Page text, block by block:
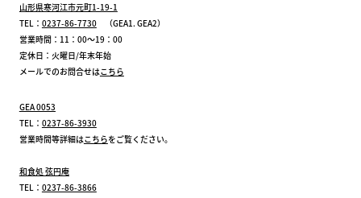
山形県寒河江市元町1-19-1
TEL： 0237-86-7730（GEA1. GEA2）
営業時間：11：00～19：00
定休日：火曜日/年末年始
メールでのお問合せはこちら
GEA 0053
TEL： 0237-86-3930
営業時間等詳細はこちらをご覧ください。
和食処 弦円庵
TEL： 0237-86-3866